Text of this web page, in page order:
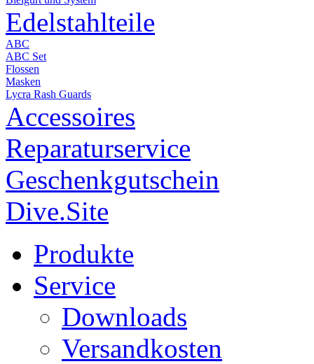
Edelstahlteile
ABC
ABC Set
Flossen
Masken
Lycra Rash Guards
Accessoires
Reparaturservice
Geschenkgutschein
Dive.Site
Produkte
Service
Downloads
Versandkosten